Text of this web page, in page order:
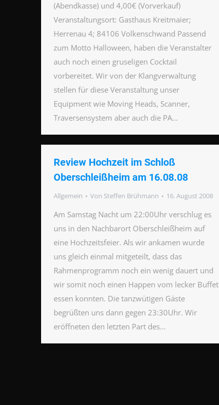
(Abendkasse) und 4,00€ (Vorverkauf)
Veranstaltungsort: Gasthaus Kreitmaier;
Herrenau 4; 84106 Volkenschwand Passend
zum Motto Halloween, haben die Veranstalter
auch noch einen gruseligen Cocktail
vorbereitet. Wir von der Klangverwaltung
stellen für diese Veranstaltung unser
Equipment wie Moving Heads, Scanner,
Traversensystem aber auch die PA…
Review Hochzeit im Schloß
Oberschleißheim am 16.08.08
Allgemein Von Steffen Brühmann 16. August 2008
Am Samstag Nacht um 22:00Uhr verschlug es
uns in den Nachbarort Oberschleißheim auf
eine Hochzeitsfeier. Als wir ankamen wurde
uns gleich einmal mitgeteilt, dass das
Rahmenprogramm noch ein wenig dauert und
wir somit noch einen Happen vom lecker Buffet
essen konnten. Die tanzwütigen Gäste
begrüßten uns dann gegen 23:30Uhr. Wir
eröffneten den letzten Part des…